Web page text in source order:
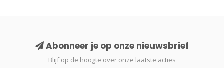
Abonneer je op onze nieuwsbrief
Blijf op de hoogte over onze laatste acties